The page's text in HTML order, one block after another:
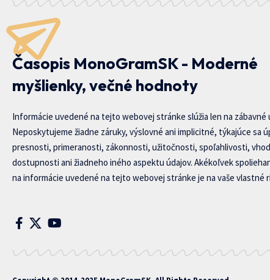
Časopis MonoGramSK - Moderné
myšlienky, večné hodnoty
Informácie uvedené na tejto webovej stránke slúžia len na zábavné
Neposkytujeme žiadne záruky, výslovné ani implicitné, týkajúce sa
presnosti, primeranosti, zákonnosti, užitočnosti, spoľahlivosti,
dostupnosti ani žiadneho iného aspektu údajov. Akékoľvek
na informácie uvedené na tejto webovej stránke je na vaše vlastné